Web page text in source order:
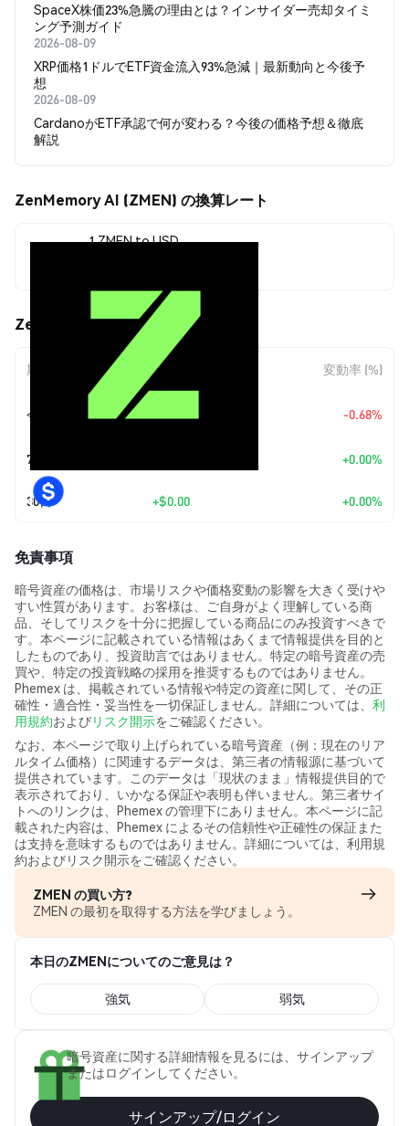
SpaceX株価23%急騰の理由とは？インサイダー売却タイミ
ング予測ガイド
2026-08-09
XRP価格1ドルでETF資金流入93%急減｜最新動向と今後予
想
2026-08-09
CardanoがETF承認で何が変わる？今後の価格予想＆徹底
解説
ZenMemory AI (ZMEN) の換算レート
1 ZMEN to USD
ZenMemory AI (ZMEN) の価格変動
期間 金額変動 変動率 (%)
今日 7 -0.68%
7日 +0.00%
30日 +$0.00 +0.00%
免責事項
暗号資産の価格は、市場リスクや価格変動の影響を大きく受けや
すい性質があります。お客様は、ご自身がよく理解している商
品、そしてリスクを十分に把握している商品にのみ投資すべきで
す。本ページに記載されている情報はあくまで情報提供を目的と
したものであり、投資助言ではありません。特定の暗号資産の売
買や、特定の投資戦略の採用を推奨するものではありません。
Phemex は、掲載されている情報や特定の資産に関して、その正
確性・適合性・妥当性を一切保証しません。詳細については、 利
用規約およびリスク開示をご確認ください。
なお、本ページで取り上げられている暗号資産（例：現在のリア
ルタイム価格）に関連するデータは、第三者の情報源に基づいて
提供されています。このデータは「現状のまま」情報提供目的で
表示されており、いかなる保証や表明も伴いません。第三者サイ
トへのリンクは、Phemex の管理下にありません。本ページに記
載された内容は、Phemex によるその信頼性や正確性の保証また
は支持を意味するものではありません。詳細については、利用規
約およびリスク開示をご確認ください。
ZMEN の買い方?
ZMEN の最初を取得する方法を学びましょう。
本日のZMENについてのご意見は？
強気 弱気
暗号資産に関する詳細情報を見るには、サインアップ
またはログインしてください。
サインアップ/ログイン